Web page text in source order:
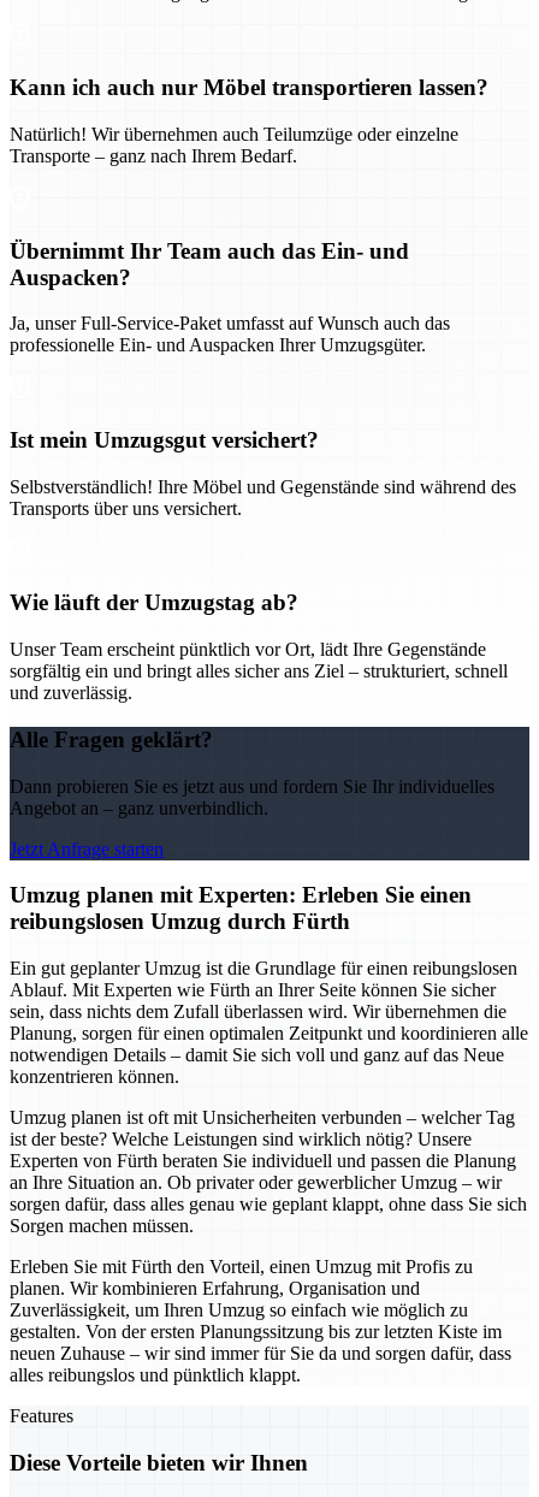
Kann ich auch nur Möbel transportieren lassen?
Natürlich! Wir übernehmen auch Teilumzüge oder einzelne
Transporte – ganz nach Ihrem Bedarf.
Übernimmt Ihr Team auch das Ein- und
Auspacken?
Ja, unser Full-Service-Paket umfasst auf Wunsch auch das
professionelle Ein- und Auspacken Ihrer Umzugsgüter.
Ist mein Umzugsgut versichert?
Selbstverständlich! Ihre Möbel und Gegenstände sind während des
Transports über uns versichert.
Wie läuft der Umzugstag ab?
Unser Team erscheint pünktlich vor Ort, lädt Ihre Gegenstände
sorgfältig ein und bringt alles sicher ans Ziel – strukturiert, schnell
und zuverlässig.
Alle Fragen geklärt?
Dann probieren Sie es jetzt aus und fordern Sie Ihr individuelles
Angebot an – ganz unverbindlich.
Jetzt Anfrage starten
Umzug planen mit Experten: Erleben Sie einen
reibungslosen Umzug durch Fürth
Ein gut geplanter Umzug ist die Grundlage für einen reibungslosen
Ablauf. Mit Experten wie Fürth an Ihrer Seite können Sie sicher
sein, dass nichts dem Zufall überlassen wird. Wir übernehmen die
Planung, sorgen für einen optimalen Zeitpunkt und koordinieren alle
notwendigen Details – damit Sie sich voll und ganz auf das Neue
konzentrieren können.
Umzug planen ist oft mit Unsicherheiten verbunden – welcher Tag
ist der beste? Welche Leistungen sind wirklich nötig? Unsere
Experten von Fürth beraten Sie individuell und passen die Planung
an Ihre Situation an. Ob privater oder gewerblicher Umzug – wir
sorgen dafür, dass alles genau wie geplant klappt, ohne dass Sie sich
Sorgen machen müssen.
Erleben Sie mit Fürth den Vorteil, einen Umzug mit Profis zu
planen. Wir kombinieren Erfahrung, Organisation und
Zuverlässigkeit, um Ihren Umzug so einfach wie möglich zu
gestalten. Von der ersten Planungssitzung bis zur letzten Kiste im
neuen Zuhause – wir sind immer für Sie da und sorgen dafür, dass
alles reibungslos und pünktlich klappt.
Features
Diese Vorteile bieten wir Ihnen